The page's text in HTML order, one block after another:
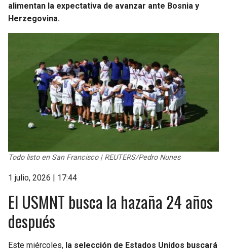
alimentan la expectativa de avanzar ante Bosnia y
Herzegovina.
Todo listo en San Francisco | REUTERS/Pedro Nunes
1 julio, 2026 | 17:44
El USMNT busca la hazaña 24 años
después
Este miércoles, la selección de Estados Unidos buscará